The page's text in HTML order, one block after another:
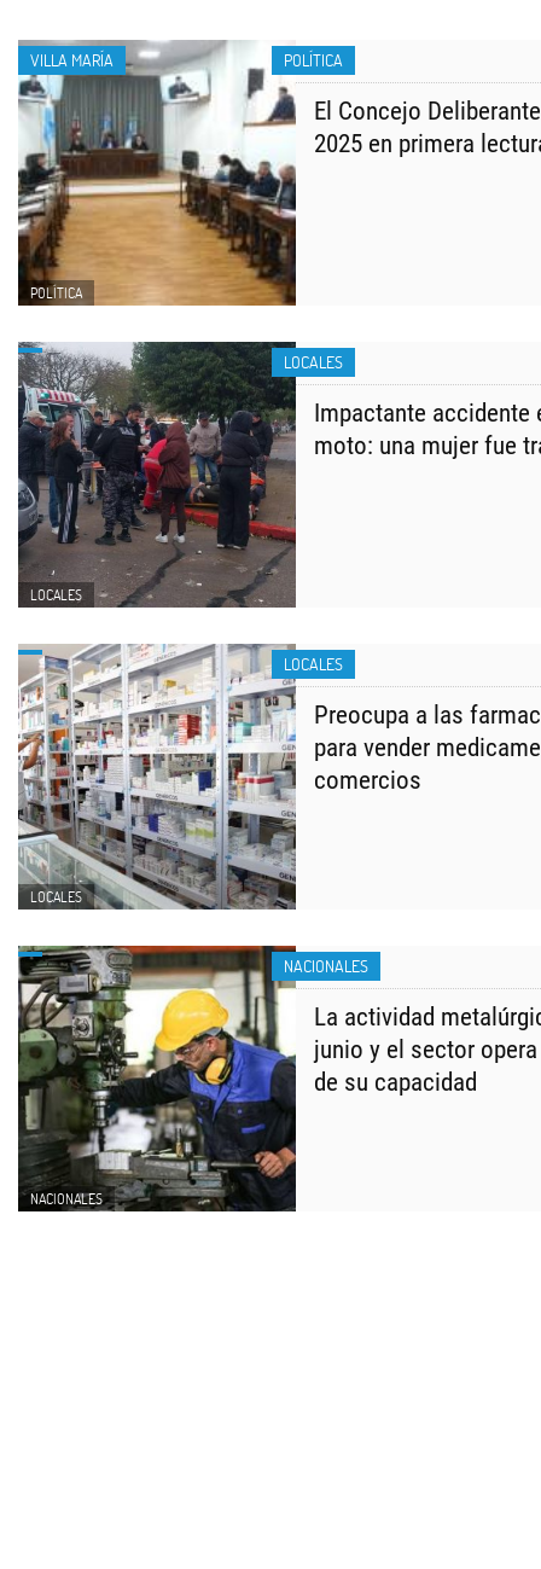
POLÍTICA
POLÍTICA
El Concejo
2025 en primera
VILLA MARÍA
LOCALES
LOCALES
Impactante accidente
moto: una mujer fue
LOCALES
LOCALES
Preocupa a las
para vender
comercios
NACIONALES
NACIONALES
La actividad
junio y el sector
de su capacidad